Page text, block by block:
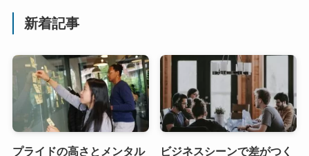
新着記事
プライドの高さとメンタル
ビジネスシーンで差がつく